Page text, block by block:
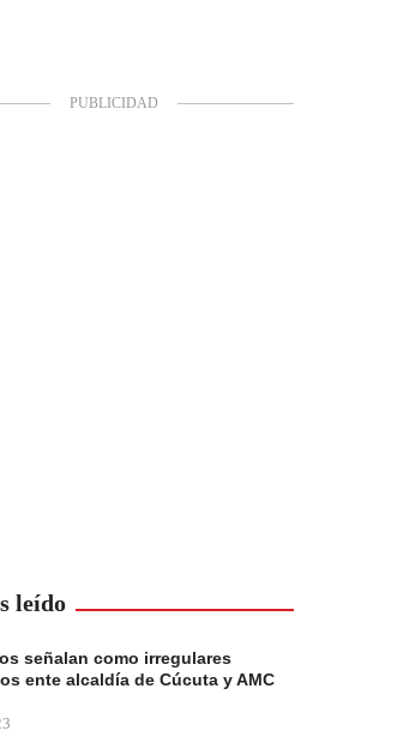
leído
señalan como irregulares
ente alcaldía de Cúcuta y AMC